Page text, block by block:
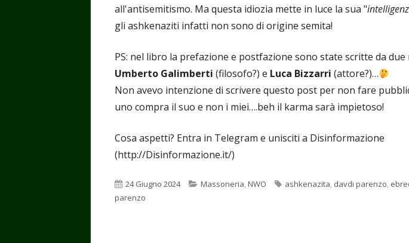
all'antisemitismo. Ma questa idiozia mette in luce la sua "
gli ashkenaziti infatti non sono di origine semita!
PS: nel libro la prefazione e postfazione sono state scritte da due
Umberto Galimberti (filosofo?) e Luca Bizzarri (attore?)…
Non avevo intenzione di scrivere questo post per non fare
uno compra il suo e non i miei….beh il karma sarà impietoso!
Cosa aspetti? Entra in Telegram e unisciti a Disinformazione
(http://Disinformazione.it/)
Pubblicato
24 Giugno 2024 Categorie
Massoneria,NWO Tag
ashkenazita, davdi parenzo,
parenzo